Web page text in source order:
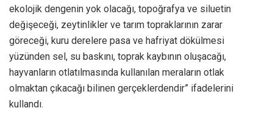
ekolojik dengenin yok olacağı, topoğrafya ve siluetin
değişeceği, zeytinlikler ve tarım topraklarının zarar
göreceği, kuru derelere pasa ve hafriyat dökülmesi
yüzünden sel, su baskını, toprak kaybının oluşacağı,
hayvanların otlatılmasında kullanılan meraların otlak
olmaktan çıkacağı bilinen gerçeklerdendir” ifadelerini
kullandı.